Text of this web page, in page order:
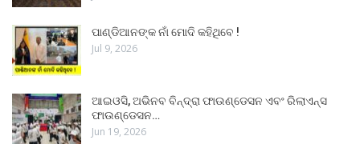
ପାଣ୍ଡିଆନଙ୍କ ନାଁ ମୋଦି କହିଥିବେ !
Jul 9, 2026
ଆଇଓସି, ଅଭିନବ ବିନ୍ଦ୍ରା ଫାଉଣ୍ଡେସନ ଏବଂ ରିଲାଏନ୍ସ
ଫାଉଣ୍ଡେସନ…
Jun 19, 2026